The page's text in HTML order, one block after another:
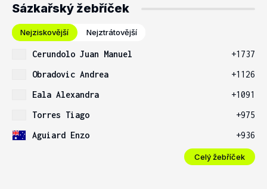
Sázkařský žebříček
Nejziskovější Nejztrátovější
Cerundolo Juan Manuel
+1737
Obradovic Andrea
+1126
Eala Alexandra
+1091
Torres Tiago
+975
Aguiard Enzo
+936
Celý žebříček